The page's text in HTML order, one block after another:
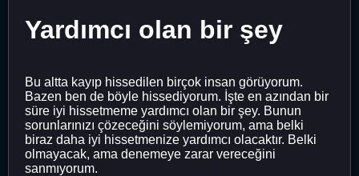
Yardımcı olan bir şey
Bu altta kayıp hissedilen birçok insan görüyorum.
Bazen ben de böyle hissediyorum. İşte en azından bir
süre iyi hissetmeme yardımcı olan bir şey. Bunun
sorunlarınızı çözeceğini söylemiyorum, ama belki
biraz daha iyi hissetmenize yardımcı olacaktır. Belki
olmayacak, ama denemeye zarar vereceğini
sanmıyorum.